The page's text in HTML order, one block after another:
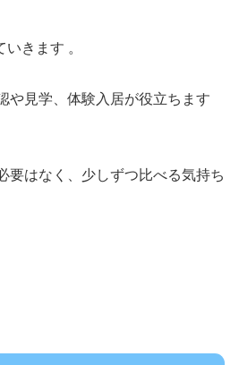
きます 。
や見学、体験入居が役立ちます
要はなく、少しずつ比べる気持ち